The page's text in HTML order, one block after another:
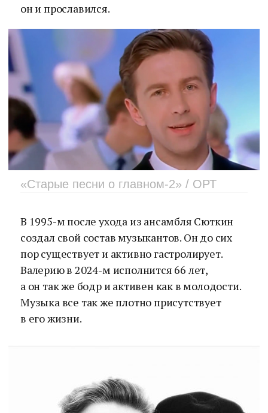
он и прославился.
«Старые песни о главном-2» / ОРТ
В 1995-м после ухода из ансамбля Сюткин
создал свой состав музыкантов. Он до сих
пор существует и активно гастролирует.
Валерию в 2024-м исполнится 66 лет,
а он так же бодр и активен как в молодости.
Музыка все так же плотно присутствует
в его жизни.